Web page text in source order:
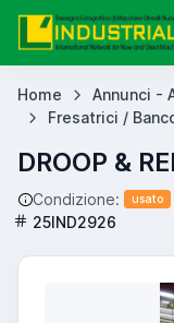
Home Annunci -
Fresatrici /
DROOP &
Condizione: usato
25IND2926